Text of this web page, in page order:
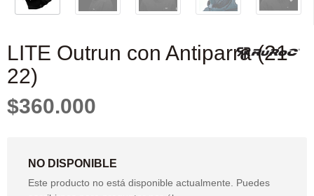
LITE Outrun con Antiparra (21-
22)
$360.000
NO DISPONIBLE
Este producto no está disponible actualmente. Puedes